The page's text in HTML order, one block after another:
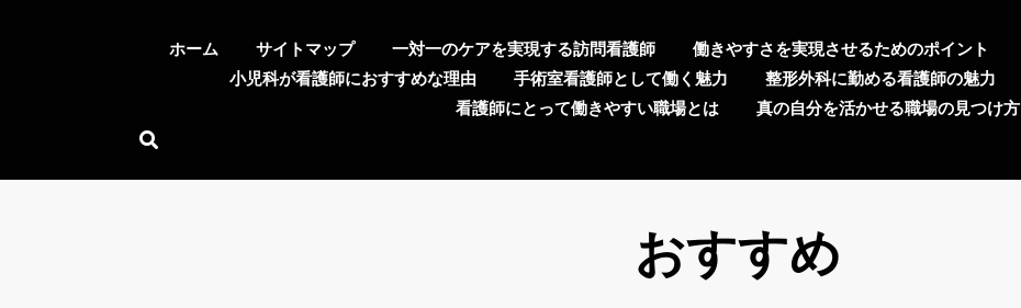
ホーム サイトマップ 一対一のケアを実現する訪問看護師 働きやすさを実現させるためのポイント
小児科が看護師におすすめな理由
手術室看護師として働く魅力 整形外科に勤める看護師の魅力
看護師にとって働きやすい職場とは
真の自分を活かせる職場の見つけ方
タグ
:
おすすめ